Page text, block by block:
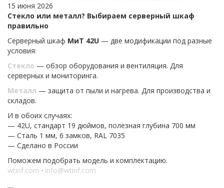
15 июня 2026
Стекло или металл? Выбираем серверный шкаф
правильно
Серверный шкаф МиТ 42U — две модификации под разные
условия:
Стекло — обзор оборудования и вентиляция. Для
серверных и мониторинга.
Металл — защита от пыли и нагрева. Для производства и
складов.
И в обоих случаях:
— 42U, стандарт 19 дюймов, полезная глубина 700 мм
— Сталь 1 мм, 6 замков, RAL 7035
— Сделано в России
Поможем подобрать модель и комплектацию.
wtinf.com · info@wtinf.com